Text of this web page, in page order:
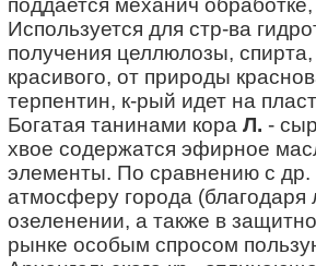
поддается механич обработке,
Используется для стр-ва
получения целлюлозы,
красивого, от природы
терпентин, к-рый идет на
Богатая танинами кора Л. -
хвое содержатся эфирное
элементы. По сравнению с
атмосферу города (благодаря
озеленении, а также в
рынке особым спросом